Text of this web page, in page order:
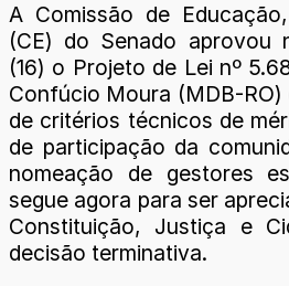
A Comissão de
(CE) do Senado aprovou
(16) o Projeto de Lei nº
Confúcio Moura (MDB-
de critérios técnicos de
de participação da
nomeação de gestores
segue agora para ser
Constituição, Justiça e
decisão terminativa.